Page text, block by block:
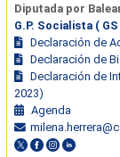
Diputada por
G.P. Socialista ( GS
Declaración de
Declaración de
Declaración de
2023)
Agenda